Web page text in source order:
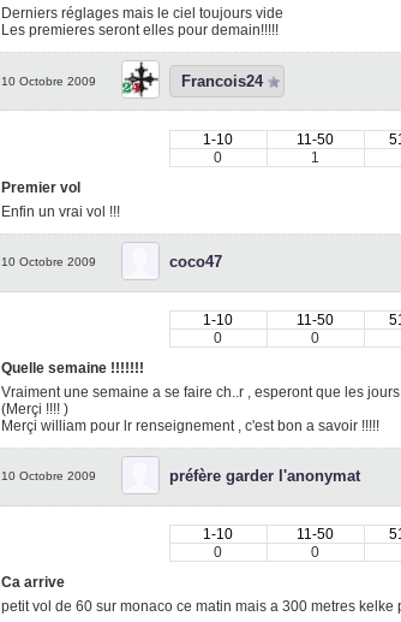
Derniers réglages mais le ciel toujours vide
Les premieres seront elles pour demain!!!!!
10 Octobre 2009 Francois24
1-10 11-50
0
1
Premier vol
Enfin un vrai vol !!!
10 Octobre 2009 coco47
1-10 11-50
0
0
Quelle semaine !!!!!!!
Vraiment une semaine a se faire ch..r , esperont que les
(Merçi !!!! )
Merçi william pour lr renseignement , c'est bon a savoir !!!!!
10 Octobre 2009 préfère garder l'anonymat
1-10 11-50
0
0
Ca arrive
petit vol de 60 sur monaco ce matin mais a 300 metres